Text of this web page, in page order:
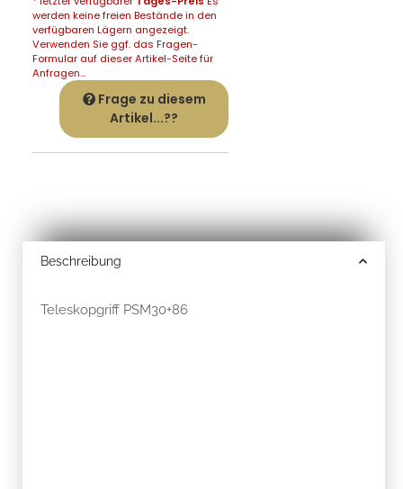
werden keine freien Bestände in den
verfügbaren Lägern angezeigt.
Verwenden Sie ggf. das Fragen-
Formular auf dieser Artikel-Seite für
Anfragen...
Frage zu diesem
Artikel...??
Beschreibung
Teleskopgriff PSM30+86